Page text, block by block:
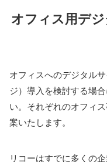
オフィス用デ
オフィスへのデジタル
ジ）導入を検討する場
い。それぞれのオフィ
案いたします。
リコーはすでに多くの